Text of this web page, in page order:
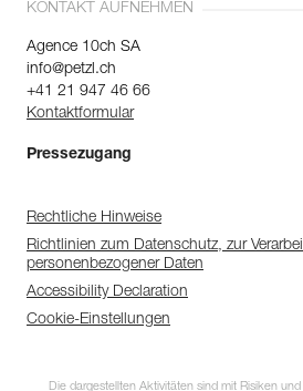
KONTAKT AUFNEHMEN
Agence 10ch SA
info@petzl.ch
+41 21 947 46 66
Kontaktformular
Pressezugang
Rechtliche Hinweise
Richtlinien zum Datenschutz, zur
personenbezogener Daten
Accessibility Declaration
Cookie-Einstellungen
Die dargestellten Aktivitäten sind mit Risiken